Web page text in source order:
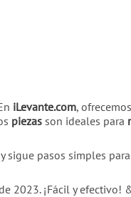
iLevante.com,
piezas son ideales para
sigue pasos simples
2023. ¡Fácil y efectivo!